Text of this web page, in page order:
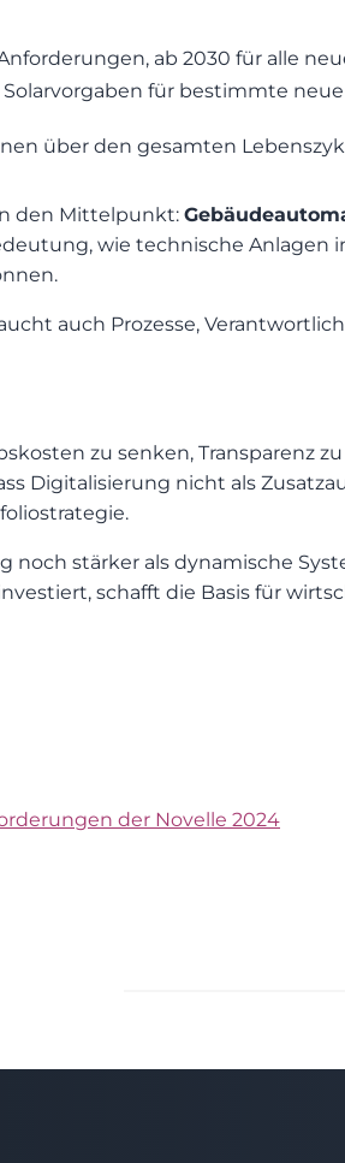
ab 2030 für alle
für bestimmte
über den gesamten
den Mittelpunkt:
wie technische Anlagen
auch Prozesse,
zu senken, Transparenz
Digitalisierung nicht als
stärker als dynamische
schafft die Basis für
der Novelle 2024